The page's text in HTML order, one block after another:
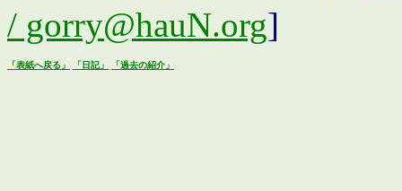
/ gorry@hauN.org]
「表紙へ戻る」 「日記」 「過去の紹介」